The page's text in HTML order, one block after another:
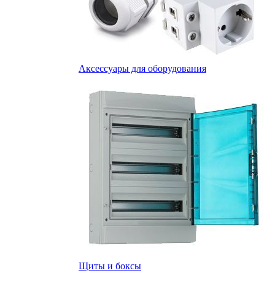
Аксессуары для оборудования
Щиты и боксы